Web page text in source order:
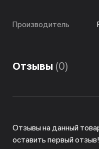
Производитель
Отзывы (0)
Отзывы на данный
оставить первый отзыв!